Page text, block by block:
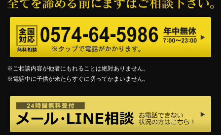
※ご相談内容が他者にもれることは絶対ありません。
※電話中に子供が来たらすぐに切ってかまいません。